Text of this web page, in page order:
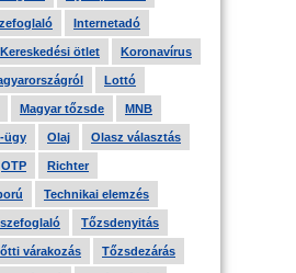
Internetadó
Kereskedési ötlet Koronavírus
Lottó
Magyar tőzsde MNB
ügy Olaj Olasz választás
OTP Richter
Technikai elemzés
Tőzsdenyitás
várakozás Tőzsdezárás